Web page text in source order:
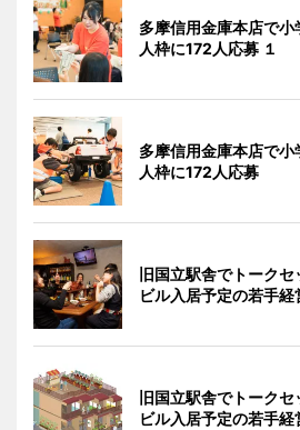
多摩信用金庫本店で
人枠に172人応募 １
多摩信用金庫本店で
人枠に172人応募
旧国立駅舎でトーク
ビル入居予定の若手経
旧国立駅舎でトーク
ビル入居予定の若手経